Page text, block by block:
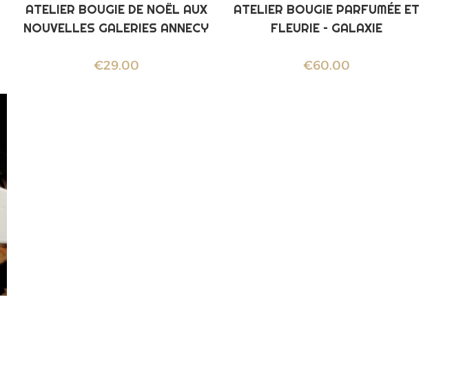
ATELIER BOUGIE DE NOËL AUX
NOUVELLES GALERIES ANNECY
€29.00
ATELIER BOUGIE PARFUMÉE ET
FLEURIE – GALAXIE
€60.00